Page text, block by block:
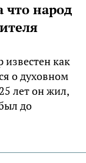
что народ
как
о духовном
лет он жил,
до